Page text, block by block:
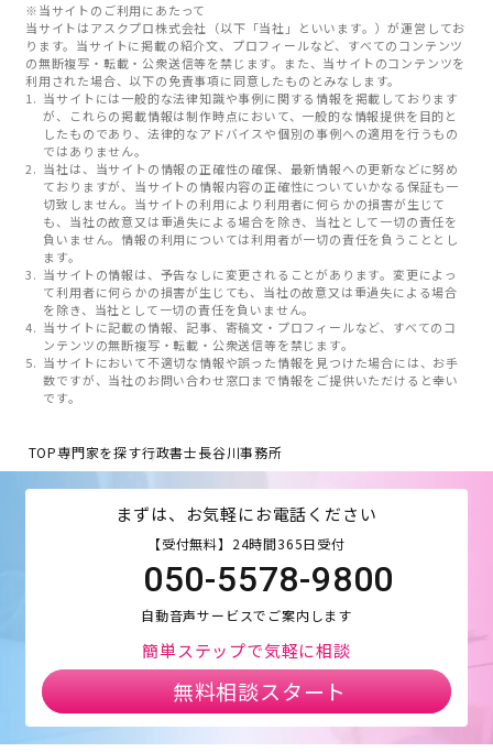
※当サイトのご利用にあたって
当サイトはアスクプロ株式会社（以下「当社」といいます。）が運営してお
ります。当サイトに掲載の紹介文、プロフィールなど、すべてのコンテンツ
の無断複写・転載・公衆送信等を禁じます。また、当サイトのコンテンツを
利用された場合、以下の免責事項に同意したものとみなします。
当サイトには一般的な法律知識や事例に関する情報を掲載しております
が、これらの掲載情報は制作時点において、一般的な情報提供を目的と
したものであり、法律的なアドバイスや個別の事例への適用を行うもの
ではありません。
当社は、当サイトの情報の正確性の確保、最新情報への更新などに努め
ておりますが、当サイトの情報内容の正確性についていかなる保証も一
切致しません。当サイトの利用により利用者に何らかの損害が生じて
も、当社の故意又は重過失による場合を除き、当社として一切の責任を
負いません。情報の利用については利用者が一切の責任を負うこととし
ます。
当サイトの情報は、予告なしに変更されることがあります。変更によっ
て利用者に何らかの損害が生じても、当社の故意又は重過失による場合
を除き、当社として一切の責任を負いません。
当サイトに記載の情報、記事、寄稿文・プロフィールなど、すべてのコ
ンテンツの無断複写・転載・公衆送信等を禁じます。
当サイトにおいて不適切な情報や誤った情報を見つけた場合には、お手
数ですが、当社のお問い合わせ窓口まで情報をご提供いただけると幸い
です。
TOP専門家を探す行政書士長谷川事務所
まずは、お気軽にお電話ください
【受付無料】24時間365日受付
050-5578-9800
自動音声サービスでご案内します
簡単ステップで気軽に相談
無料相談スタート